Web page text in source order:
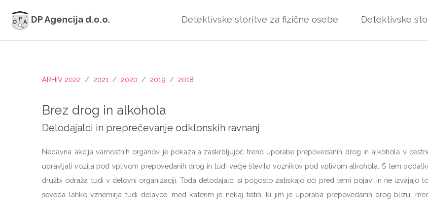
DP Agencija d.o.o. Detektivske storitve za fizične osebe Detektivske
ARHIV 2022 / 2021 / 2020 / 2019 / 2018
Brez drog in alkohola
Delodajalci in preprečevanje odklonskih ravnanj
Nedavna akcija varnostnih organov je pokazala zaskrbljujoč trend uporabe prepovedanih drog in alkohola v
upravljali vozila pod vplivom prepovedanih drog in tudi večje število voznikov pod vplivom alkohola. S tem
družbi odraža tudi v delovni organizaciji. Toda delodajalci si pogosto zatiskajo oči pred temi pojavi in ne izvajajo
seveda lahko vznemirja tudi delavce, med katerim je nekaj tistih, ki jim je uporaba prepovedanih drog blizu,